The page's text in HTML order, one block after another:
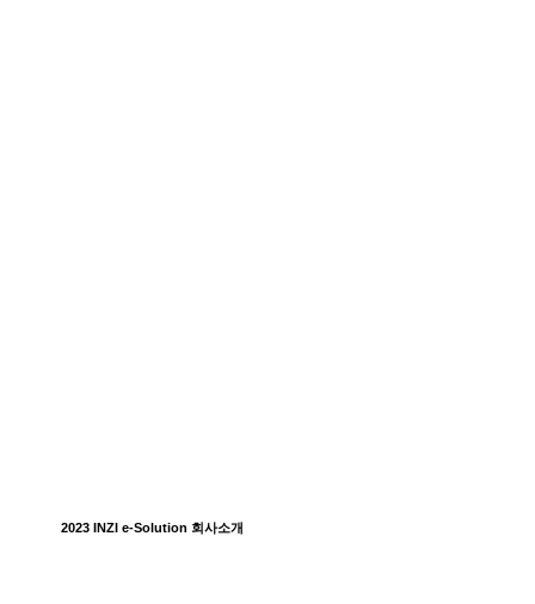
2023 INZI e-Solution 회사소개